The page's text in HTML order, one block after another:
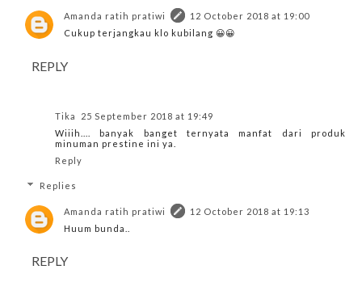
Amanda ratih pratiwi
12 October 2018 at 19:00
Cukup terjangkau klo kubilang 😀😀
REPLY
Tika
25 September 2018 at 19:49
Wiiih.... banyak banget ternyata manfat dari produk
minuman prestine ini ya.
Reply
Replies
Amanda ratih pratiwi
12 October 2018 at 19:13
Huum bunda..
REPLY